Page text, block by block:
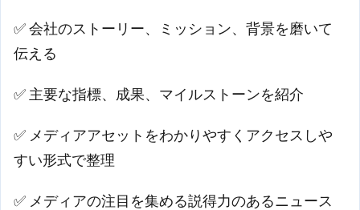
✅ 会社のストーリー、ミッション、背景を磨いて
伝える
✅ 主要な指標、成果、マイルストーンを紹介
✅ メディアアセットをわかりやすくアクセスしや
すい形式で整理
✅ メディアの注目を集める説得力のあるニュース